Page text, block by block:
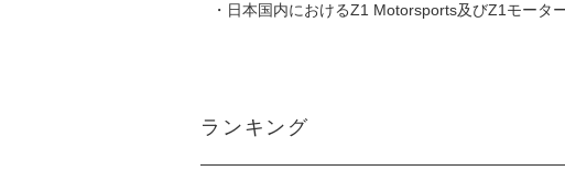
・日本国内におけるZ1 Motorsports及びZ1モータ
ランキング